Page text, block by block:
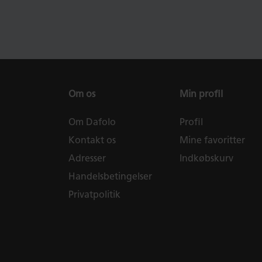
Om os
Om Dafolo
Kontakt os
Adresser
Handelsbetingelser
Privatpolitik
Min profil
Profil
Mine favoritter
Indkøbskurv